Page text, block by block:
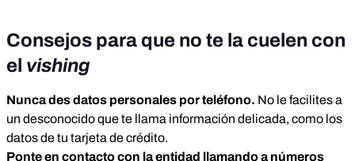
Consejos para que no te la cuelen con
el vishing
Nunca des datos personales por teléfono. No le facilites a
un desconocido que te llama información delicada, como los
datos de tu tarjeta de crédito.
Ponte en contacto con la entidad llamando a números